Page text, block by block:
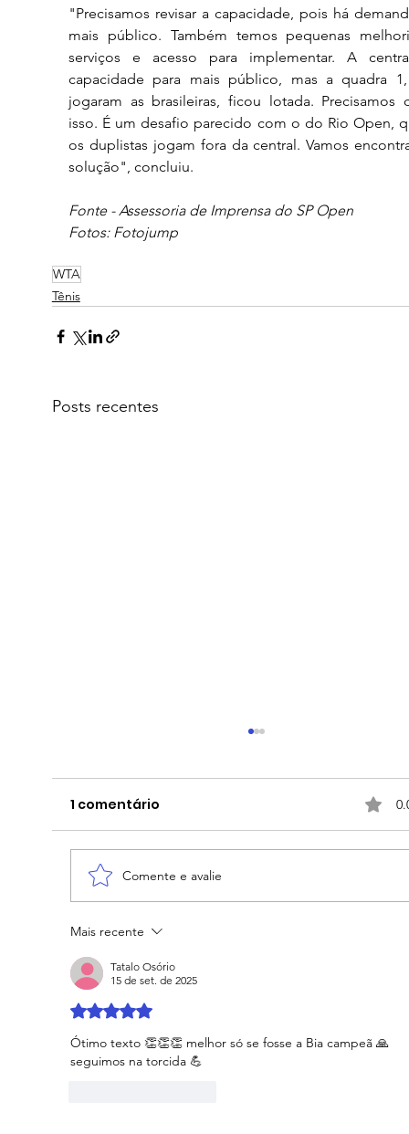
"Precisamos revisar a capacidade, pois há
mais público. Também temos pequenas
serviços e acesso para implementar. A
capacidade para mais público, mas a quadra
jogaram as brasileiras, ficou lotada. Precisamos
isso. É um desafio parecido com o do Rio Open,
os duplistas jogam fora da central. Vamos
solução", concluiu.
Fonte - Assessoria de Imprensa do SP Open
Fotos: Fotojump
WTA
Tênis
Posts recentes
eliminada nas quartas do SP Open
1 comentário
Comente e avalie
Mais recente
Tatalo Osório
15 de set. de 2025
Avaliado com 5 de 5 estrelas.
Ótimo texto 👏👏👏 melhor só se fosse a Bia campeã 🙏
seguimos na torcida 💪